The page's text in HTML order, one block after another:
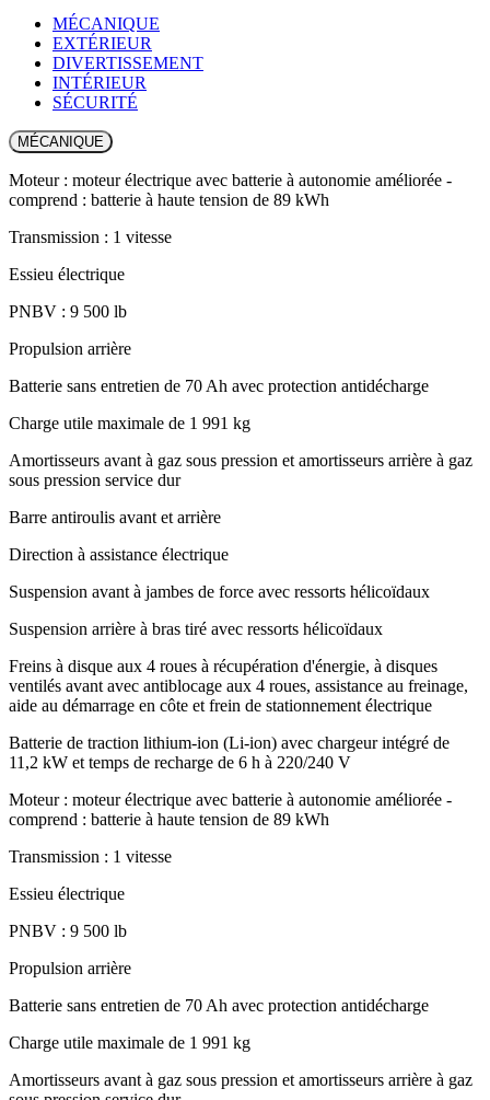
MÉCANIQUE
EXTÉRIEUR
DIVERTISSEMENT
INTÉRIEUR
SÉCURITÉ
MÉCANIQUE
Moteur : moteur électrique avec batterie à autonomie améliorée -
comprend : batterie à haute tension de 89 kWh
Transmission : 1 vitesse
Essieu électrique
PNBV : 9 500 lb
Propulsion arrière
Batterie sans entretien de 70 Ah avec protection antidécharge
Charge utile maximale de 1 991 kg
Amortisseurs avant à gaz sous pression et amortisseurs arrière à gaz
sous pression service dur
Barre antiroulis avant et arrière
Direction à assistance électrique
Suspension avant à jambes de force avec ressorts hélicoïdaux
Suspension arrière à bras tiré avec ressorts hélicoïdaux
Freins à disque aux 4 roues à récupération d'énergie, à disques
ventilés avant avec antiblocage aux 4 roues, assistance au freinage,
aide au démarrage en côte et frein de stationnement électrique
Batterie de traction lithium-ion (Li-ion) avec chargeur intégré de
11,2 kW et temps de recharge de 6 h à 220/240 V
Moteur : moteur électrique avec batterie à autonomie améliorée -
comprend : batterie à haute tension de 89 kWh
Transmission : 1 vitesse
Essieu électrique
PNBV : 9 500 lb
Propulsion arrière
Batterie sans entretien de 70 Ah avec protection antidécharge
Charge utile maximale de 1 991 kg
Amortisseurs avant à gaz sous pression et amortisseurs arrière à gaz